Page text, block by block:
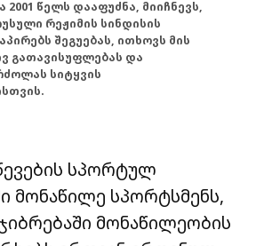
წელს დააფუძნა, მიიჩნევს,
რეჟიმის სინდისის
შეგუებას, ითხოვს მის
გათავისუფლებას და
სიტყვის
სპორტულ
მონაწილე სპორტსმენს,
მონაწილეობის